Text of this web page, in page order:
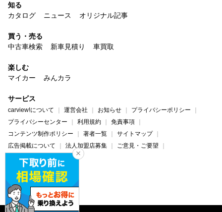
知る
カタログ
ニュース オリジナル記事
買う・売る
中古車検索
新車見積り 車買取
楽しむ
マイカー
みんカラ
サービス
carview!について 運営会社 お知らせ
プライバシーポリシー
プライバシーセンター
利用規約
免責事項
コンテンツ制作ポリシー
著者一覧
サイトマップ
広告掲載について
法人加盟店募集
ご意見・ご要望
ヘルプ・お問い合わせ
carview! Yahoo! JAPAN